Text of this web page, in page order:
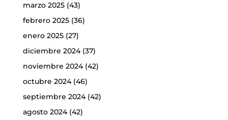
marzo 2025(43)
febrero 2025(36)
enero 2025(27)
diciembre 2024(37)
noviembre 2024(42)
octubre 2024(46)
septiembre 2024(42)
agosto 2024(42)